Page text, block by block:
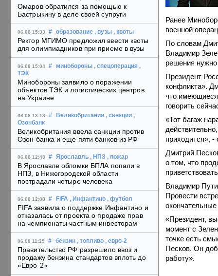
Омаров обратился за помощью к
Бастрыкину в деле своей супруги
06.08 15:33 # образование , вузы , квоты
Ректор МГИМО предложил ввести квоты
для олимпиадников при приеме в вузы
06.08 15:04 # минобороны , спецоперация ,
ТЭК
Минобороны заявило о поражении
объектов ТЭК и логистических центров
на Украине
06.08 13:18 # Великобритания , санкции ,
Озонбанк
Великобритания ввела санкции против
Озон банка и еще пяти банков из РФ
06.08 12:48 # Ярославль , НПЗ , пожар
В Ярославле обломки БПЛА попали в
НПЗ, в Нижегородской области
пострадали четыре человека
06.08 12:08 # FIFA , Инфантино , футбол
FIFA заявила о поддержке Инфантино и
отказалась от проекта о продаже прав
на чемпионаты частным инвесторам
06.08 11:25 # бензин , топливо , евро-2
Правительство РФ разрешило ввоз и
продажу бензина стандартов вплоть до
«Евро-2»
Ранее
военной
По словам
Владимир
решения
Президент
конфликта».
что имеющиеся
говорить
«Тот багаж
приходится», -
Дмитрий
о том, что
Владимир
Провести
«Президент,
момент с
точке есть
Песков. Он
работу».